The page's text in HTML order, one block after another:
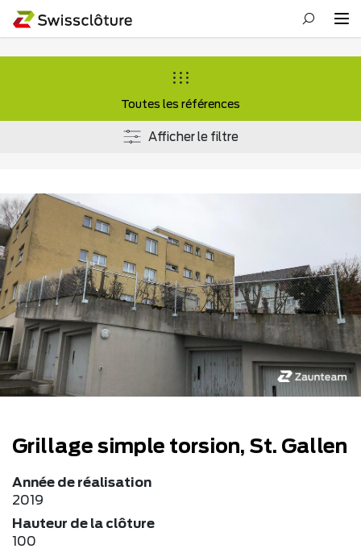
Toutes les références
Afficher le filtre
Grillage simple torsion, St. Gallen
Année de réalisation
2019
Hauteur de la clôture
100